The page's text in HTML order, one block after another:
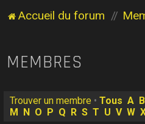
Accueil du forum
MEMBRES
Trouver un membre •Tous A B
M
N O P Q R S T U V W